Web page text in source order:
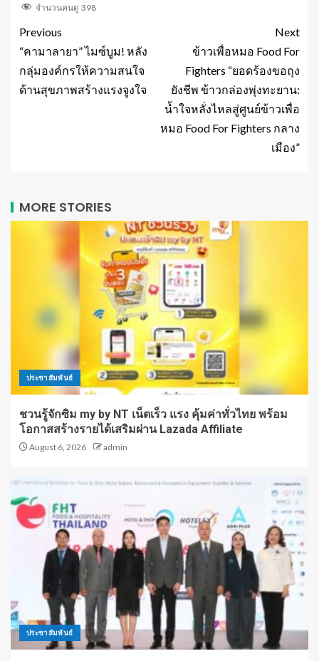
จำนวนคนดู 398
Previous
“คามาลายา” ไมซ์บูม! หลัง
กลุ่มองค์กรให้ความสนใจ
ด้านสุขภาพสร้างแรงจูงใจ
Next
ข้าวเพื่อหมอ Food For
Fighters “ยอดร้องขอถุง
ยังชีพ ข้าวกล่องพุ่งทะยาน:
น้ำใจหลั่งไหลสู่ศูนย์ข้าวเพื่อ
หมอ Food For Fighters กลาง
เมือง”
MORE STORIES
ประชาสัมพันธ์
ชวนรู้จักซิม my by NT เน็ตเร็ว แรง คุ้มค่าทั่วไทย พร้อม
โอกาสสร้างรายได้เสริมผ่าน Lazada Affiliate
August 6, 2026 admin
ประชาสัมพันธ์